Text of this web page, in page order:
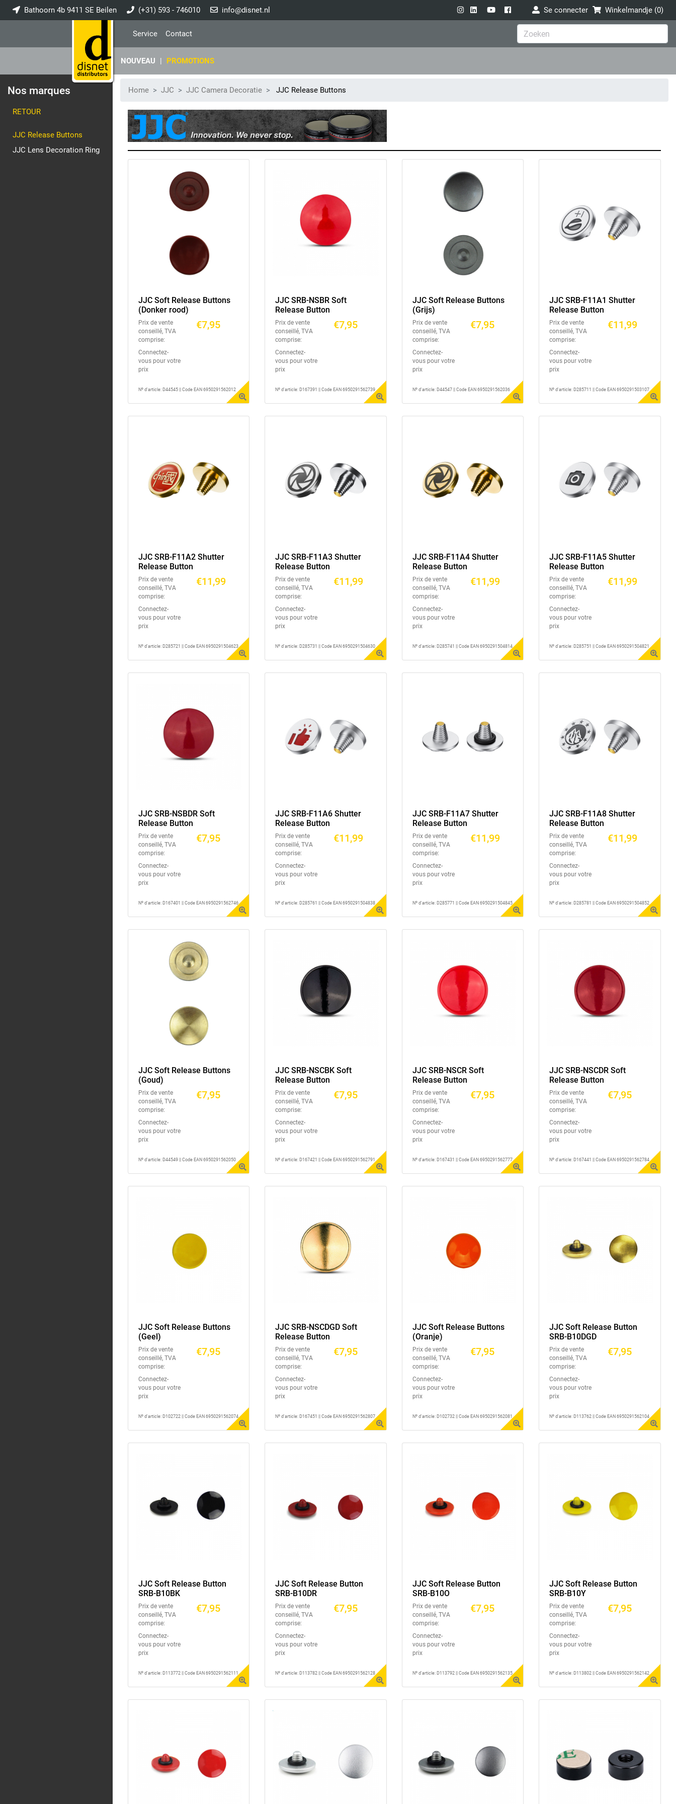
Bathoorn 4b 9411 SE Beilen (+31) 593 - 746010 info@disnet.nl Se connecter Winkelmandje (0)
Service Contact
NOUVEAU | PROMOTIONS
Nos marques
RETOUR
JJC Release Buttons
JJC Lens Decoration Ring
Home JJC JJC Camera Decoratie JJC Release Buttons
JJC Soft Release Buttons
(Donker rood)
Prix de vente
conseillé, TVA
comprise:
€7,95
Connectez-
vous pour votre
prix
Nº d'article: D44545 || Code EAN 6950291562012
JJC SRB-NSBR Soft
Release Button
Prix de vente
conseillé, TVA
comprise:
€7,95
Connectez-
vous pour votre
prix
Nº d'article: D167391 || Code EAN 6950291562739
JJC Soft Release Buttons
(Grijs)
Prix de vente
conseillé, TVA
comprise:
€7,95
Connectez-
vous pour votre
prix
Nº d'article: D44547 || Code EAN 6950291562036
JJC SRB-F11A1 Shutter
Release Button
Prix de vente
conseillé, TVA
comprise:
€11,99
Connectez-
vous pour votre
prix
Nº d'article: D285711 || Code EAN 6950291503107
JJC SRB-F11A2 Shutter
Release Button
Prix de vente
conseillé, TVA
comprise:
€11,99
Connectez-
vous pour votre
prix
Nº d'article: D285721 || Code EAN 6950291504623
JJC SRB-F11A3 Shutter
Release Button
Prix de vente
conseillé, TVA
comprise:
€11,99
Connectez-
vous pour votre
prix
Nº d'article: D285731 || Code EAN 6950291504630
JJC SRB-F11A4 Shutter
Release Button
Prix de vente
conseillé, TVA
comprise:
€11,99
Connectez-
vous pour votre
prix
Nº d'article: D285741 || Code EAN 6950291504814
JJC SRB-F11A5 Shutter
Release Button
Prix de vente
conseillé, TVA
comprise:
€11,99
Connectez-
vous pour votre
prix
Nº d'article: D285751 || Code EAN 6950291504821
JJC SRB-NSBDR Soft
Release Button
Prix de vente
conseillé, TVA
comprise:
€7,95
Connectez-
vous pour votre
prix
Nº d'article: D167401 || Code EAN 6950291562746
JJC SRB-F11A6 Shutter
Release Button
Prix de vente
conseillé, TVA
comprise:
€11,99
Connectez-
vous pour votre
prix
Nº d'article: D285761 || Code EAN 6950291504838
JJC SRB-F11A7 Shutter
Release Button
Prix de vente
conseillé, TVA
comprise:
€11,99
Connectez-
vous pour votre
prix
Nº d'article: D285771 || Code EAN 6950291504845
JJC SRB-F11A8 Shutter
Release Button
Prix de vente
conseillé, TVA
comprise:
€11,99
Connectez-
vous pour votre
prix
Nº d'article: D285781 || Code EAN 6950291504852
JJC Soft Release Buttons
(Goud)
Prix de vente
conseillé, TVA
comprise:
€7,95
Connectez-
vous pour votre
prix
Nº d'article: D44549 || Code EAN 6950291562050
JJC SRB-NSCBK Soft
Release Button
Prix de vente
conseillé, TVA
comprise:
€7,95
Connectez-
vous pour votre
prix
Nº d'article: D167421 || Code EAN 6950291562791
JJC SRB-NSCR Soft
Release Button
Prix de vente
conseillé, TVA
comprise:
€7,95
Connectez-
vous pour votre
prix
Nº d'article: D167431 || Code EAN 6950291562777
JJC SRB-NSCDR Soft
Release Button
Prix de vente
conseillé, TVA
comprise:
€7,95
Connectez-
vous pour votre
prix
Nº d'article: D167441 || Code EAN 6950291562784
JJC Soft Release Buttons
(Geel)
Prix de vente
conseillé, TVA
comprise:
€7,95
Connectez-
vous pour votre
prix
Nº d'article: D102722 || Code EAN 6950291562074
JJC SRB-NSCDGD Soft
Release Button
Prix de vente
conseillé, TVA
comprise:
€7,95
Connectez-
vous pour votre
prix
Nº d'article: D167451 || Code EAN 6950291562807
JJC Soft Release Buttons
(Oranje)
Prix de vente
conseillé, TVA
comprise:
€7,95
Connectez-
vous pour votre
prix
Nº d'article: D102732 || Code EAN 6950291562081
JJC Soft Release Button
SRB-B10DGD
Prix de vente
conseillé, TVA
comprise:
€7,95
Connectez-
vous pour votre
prix
Nº d'article: D113762 || Code EAN 6950291562104
JJC Soft Release Button
SRB-B10BK
Prix de vente
conseillé, TVA
comprise:
€7,95
Connectez-
vous pour votre
prix
Nº d'article: D113772 || Code EAN 6950291562111
JJC Soft Release Button
SRB-B10DR
Prix de vente
conseillé, TVA
comprise:
€7,95
Connectez-
vous pour votre
prix
Nº d'article: D113782 || Code EAN 6950291562128
JJC Soft Release Button
SRB-B10O
Prix de vente
conseillé, TVA
comprise:
€7,95
Connectez-
vous pour votre
prix
Nº d'article: D113792 || Code EAN 6950291562135
JJC Soft Release Button
SRB-B10Y
Prix de vente
conseillé, TVA
comprise:
€7,95
Connectez-
vous pour votre
prix
Nº d'article: D113802 || Code EAN 6950291562142